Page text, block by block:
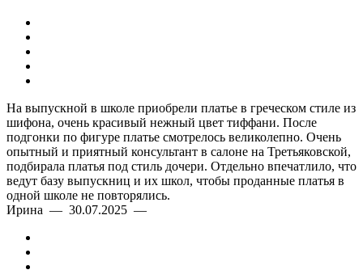
На выпускной в школе приобрели платье в греческом стиле из
шифона, очень красивый нежный цвет тиффани. После
подгонки по фигуре платье смотрелось великолепно. Очень
опытный и приятный консультант в салоне на Третьяковской,
подбирала платья под стиль дочери. Отдельно впечатлило, что
ведут базу выпускниц и их школ, чтобы проданные платья в
одной школе не повторялись.
Ирина — 30.07.2025 —